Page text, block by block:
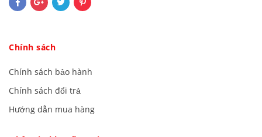
Chính sách
Chính sách bảo hành
Chính sách đổi trả
Hướng dẫn mua hàng